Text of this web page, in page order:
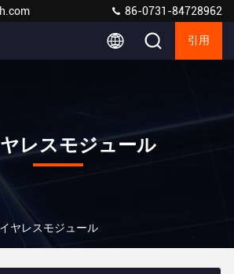
86-0731-84728962
引用
レスモジュール
ヤレスモジュール